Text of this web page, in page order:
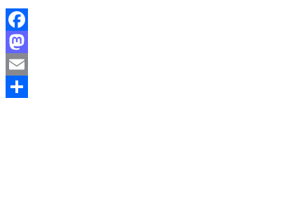
Facebook
Mastodon
Email